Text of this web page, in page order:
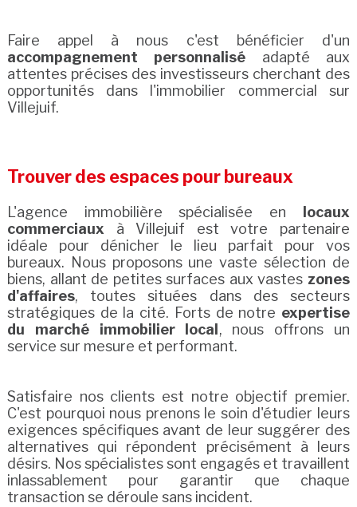
Faire appel à nous c'est bénéficier d'un
accompagnement personnalisé adapté aux
attentes précises des investisseurs cherchant des
opportunités dans l'immobilier commercial sur
Villejuif.
Trouver des espaces pour bureaux
L'agence immobilière spécialisée en
locaux
commerciauxà Villejuif est votre partenaire
idéale pour dénicher le lieu parfait pour vos
bureaux. Nous proposons une vaste sélection de
biens, allant de petites surfaces aux vastes zones
d'affaires, toutes situées dans des secteurs
stratégiques de la cité. Forts de notre expertise
du marché immobilier local , nous offrons un
service sur mesure et performant.
Satisfaire nos clients est notre objectif premier.
C'est pourquoi nous prenons le soin d'étudier leurs
exigences spécifiques avant de leur suggérer des
alternatives qui répondent précisément à leurs
désirs. Nos spécialistes sont engagés et travaillent
inlassablement pour garantir que chaque
transaction se déroule sans incident.